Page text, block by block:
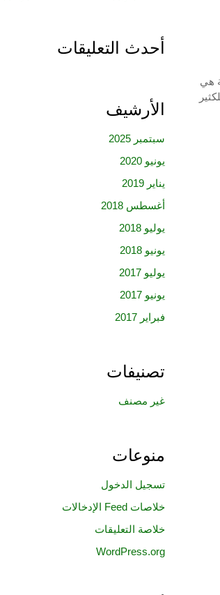
هي
أحدث التعليقات
الأرشيف
سبتمبر 2025
يونيو 2020
يناير 2019
أغسطس 2018
يوليو 2018
يونيو 2018
يوليو 2017
يونيو 2017
فبراير 2017
تصنيفات
غير مصنف
منوعات
تسجيل الدخول
خلاصات Feed الإدخالات
خلاصة التعليقات
WordPress.org